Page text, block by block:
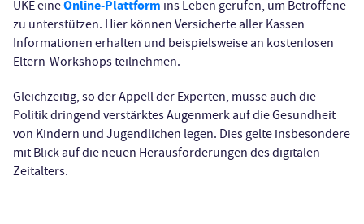
UKE eineOnline-Plattform ins Leben gerufen, um Betroffene
zu unterstützen. Hier können Versicherte aller Kassen
Informationen erhalten und beispielsweise an kostenlosen
Eltern-Workshops teilnehmen.
Gleichzeitig, so der Appell der Experten, müsse auch die
Politik dringend verstärktes Augenmerk auf die Gesundheit
von Kindern und Jugendlichen legen. Dies gelte insbesondere
mit Blick auf die neuen Herausforderungen des digitalen
Zeitalters.